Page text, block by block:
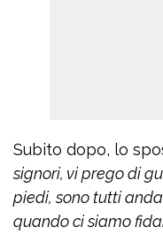
Subito dopo, lo
signori, vi prego di
piedi, sono tutti
quando ci siamo